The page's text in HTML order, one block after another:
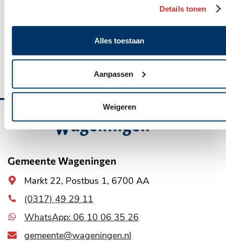
Details tonen
Alles toestaan
Aanpassen
Weigeren
Postbus 1, 6700 AA Wageningen
(0317) 492911
Contactformulier
WhatsApp: 06 10 06 35 26
Belangrijke
informatie
Gemeente Wageningen
Algemeen
adres
Markt 22, Postbus 1, 6700 AA
(0317) 49 29 11
WhatsApp: 06 10 06 35 26
gemeente@wageningen.nl